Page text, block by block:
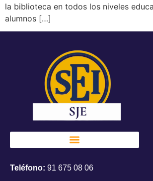
la biblioteca en todos los niveles
alumnos […]
Teléfono: 91 675 08 06